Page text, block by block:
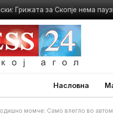
состојба во Гостивар е
Насловна
момче: Само влегло во